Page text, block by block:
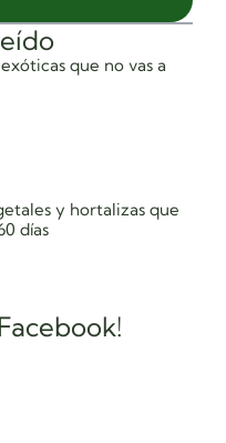
que no vas a
y hortalizas que
días